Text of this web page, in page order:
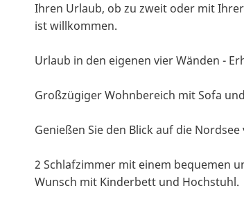
Ihren Urlaub, ob zu zweit oder mit
ist willkommen.
Urlaub in den eigenen vier Wänden -
Großzügiger Wohnbereich mit Sofa
Genießen Sie den Blick auf die
2 Schlafzimmer mit einem bequemen
Wunsch mit Kinderbett und Hochstuhl.